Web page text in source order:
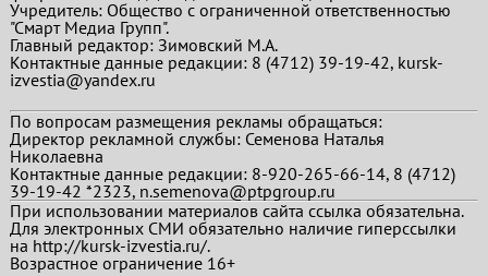
Учредитель: Общество с ограниченной ответственностью
"Смарт Медиа Групп".
Главный редактор:Зимовский М.А.
Контактные данные редакции: 8 (4712) 39-19-42, kursk-
izvestia@yandex.ru
По вопросам размещения рекламы обращаться:
Директор рекламной службы: Семенова Наталья
Николаевна
Контактные данные редакции: 8-920-265-66-14, 8 (4712)
39-19-42 *2323, n.semenova@ptpgroup.ru
При использовании материалов сайта ссылка обязательна.
Для электронных СМИ обязательно наличие гиперссылки
на http://kursk-izvestia.ru/.
Возрастное ограничение 16+